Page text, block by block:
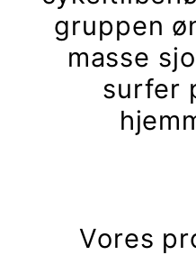
gruppen
masse
surfer
Vores